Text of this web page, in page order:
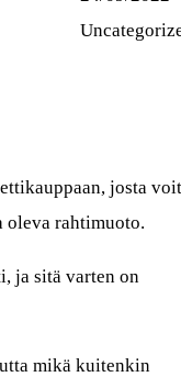
josta voit
oleva rahtimuoto.
ja sitä varten on
mikä kuitenkin